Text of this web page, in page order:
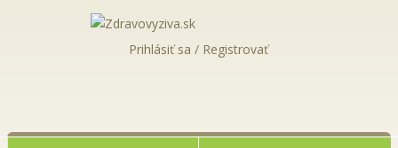
Prihlásiť sa / Registrovať